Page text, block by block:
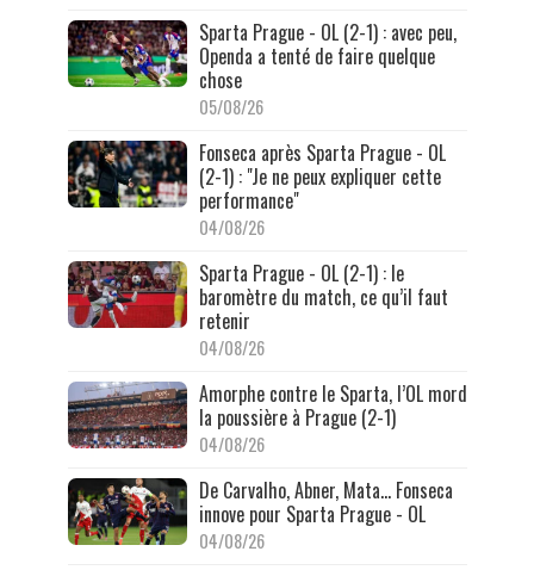
Sparta Prague - OL (2-1) : avec peu,
Openda a tenté de faire quelque
chose
05/08/26
Fonseca après Sparta Prague - OL
(2-1) : "Je ne peux expliquer cette
performance"
04/08/26
Sparta Prague - OL (2-1) : le
baromètre du match, ce qu’il faut
retenir
04/08/26
Amorphe contre le Sparta, l’OL mord
la poussière à Prague (2-1)
04/08/26
De Carvalho, Abner, Mata… Fonseca
innove pour Sparta Prague - OL
04/08/26